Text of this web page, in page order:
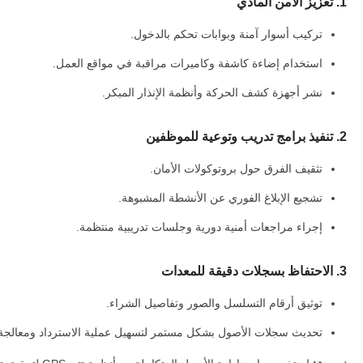
تركيب أسوار آمنة وبوابات تحكم بالدخول.
استخدام إضاءة كاشفة وكاميرات مراقبة في مواقع العمل.
نشر أجهزة كشف الحركة وأنظمة الإنذار المبكر.
2. تنفيذ برامج تدريب وتوعية للموظفين
تثقيف الفرق حول بروتوكولات الأمان.
تشجيع الإبلاغ الفوري عن الأنشطة المشبوهة.
إجراء مراجعات أمنية دورية وجلسات تدريبية منتظمة.
3. الاحتفاظ بسجلات دقيقة للمعدات
توثيق أرقام التسلسل والصور وتفاصيل الشراء.
تحديث سجلات الأصول بشكل مستمر لتسهيل عملية الاسترداد ومعالجة